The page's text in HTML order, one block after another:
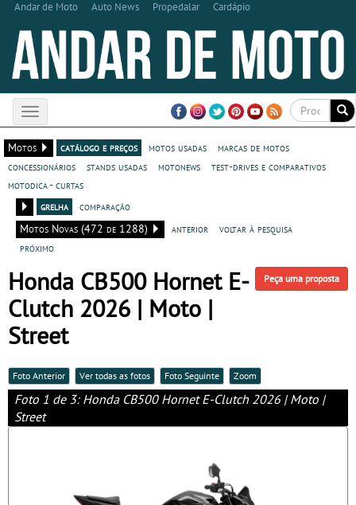
Andar de Moto Auto News Propedalar Cardápio
Toggle
navigation
Motos
catálogo e preços motos usadas
marcas de motos
concessionários
stands usadas motonews
test-drives e comparativos
motodica - curtas
grelha
comparação
Motos Novas (472 de 1288)
anterior
voltar à pesquisa
próximo
Peça uma proposta
Honda CB500 Hornet E-
Clutch 2026 | Moto |
Street
Foto Anterior Ver todas as fotos Foto Seguinte Zoom
Foto 1 de 3: Honda CB500 Hornet E-Clutch 2026 | Moto |
Street